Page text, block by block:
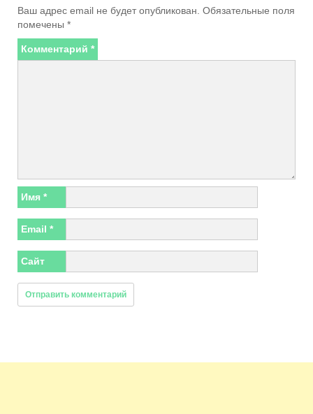
Ваш адрес email не будет опубликован. Обязательные поля
помечены *
Комментарий *
Имя *
Email *
Сайт